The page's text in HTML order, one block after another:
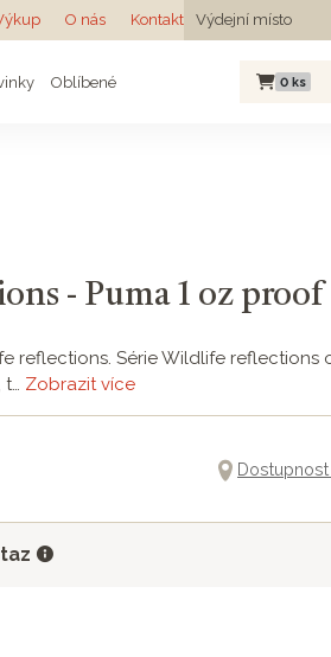
O nás Kontakt Výdejní místo
Výdejní místo
Oblíbené 0 ks
- Puma 1 oz
reflections. Série Wildlife reflections
Zobrazit více